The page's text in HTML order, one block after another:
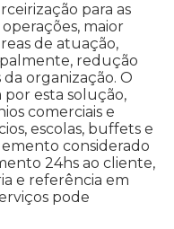
para as
maior
de atuação,
redução
organização. O
esta solução,
comerciais e
escolas, buffets e
considerado
24hs ao cliente,
e referência em
pode